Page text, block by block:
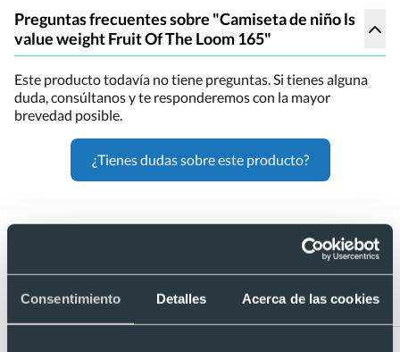
Consentimiento Detalles Acerca de las cookies
Preguntas frecuentes sobre "Camiseta de niño ls
value weight Fruit Of The Loom 165"
Este producto todavía no tiene preguntas. Si tienes alguna
duda, consúltanos y te responderemos con la mayor
brevedad posible.
¿Tienes dudas sobre este producto?
Artículos relacionados con Camiseta
de niño ls value weight Fruit Of The
Loom 165